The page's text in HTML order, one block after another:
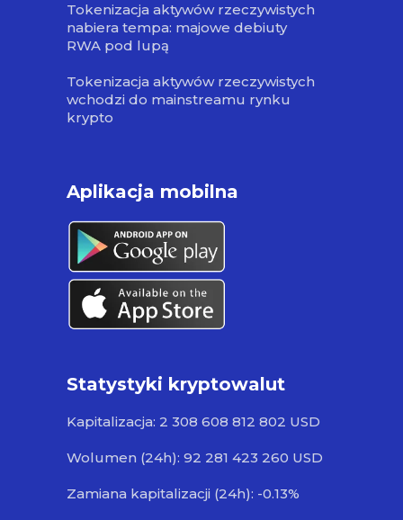
Tokenizacja aktywów rzeczywistych
nabiera tempa: majowe debiuty
RWA pod lupą
Tokenizacja aktywów rzeczywistych
wchodzi do mainstreamu rynku
krypto
Aplikacja mobilna
Statystyki kryptowalut
Kapitalizacja: 2 308 608 812 802 USD
Wolumen (24h): 92 281 423 260 USD
Zamiana kapitalizacji (24h): -0.13%